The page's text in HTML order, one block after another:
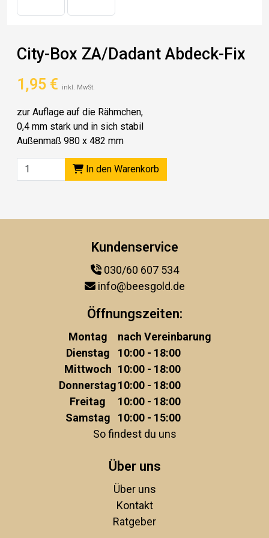
City-Box ZA/Dadant Abdeck-Fix
1,95 € inkl. MwSt.
zur Auflage auf die Rähmchen,
0,4 mm stark und in sich stabil
Außenmaß 980 x 482 mm
In den Warenkorb
Kundenservice
030/60 607 534
info@beesgold.de
Öffnungszeiten:
Montag
nach Vereinbarung
Dienstag
10:00 - 18:00
Mittwoch 10:00 - 18:00
Donnerstag10:00 - 18:00
Freitag
10:00 - 18:00
Samstag
10:00 - 15:00
So findest du uns
Über uns
Über uns
Kontakt
Ratgeber